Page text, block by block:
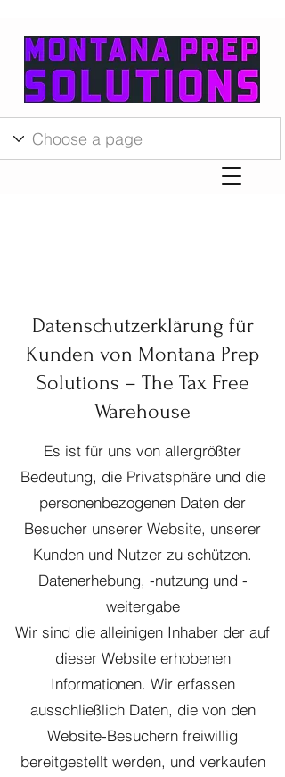
Datenschutzerklärung für
Kunden von Montana Prep
Solutions – The Tax Free
Warehouse
Es ist für uns von allergrößter
Bedeutung, die Privatsphäre und die
personenbezogenen Daten der
Besucher unserer Website, unserer
Kunden und Nutzer zu schützen.
Datenerhebung, -nutzung und -
weitergabe
Wir sind die alleinigen Inhaber der auf
dieser Website erhobenen
Informationen. Wir erfassen
ausschließlich Daten, die von den
Website-Besuchern freiwillig
bereitgestellt werden, und verkaufen